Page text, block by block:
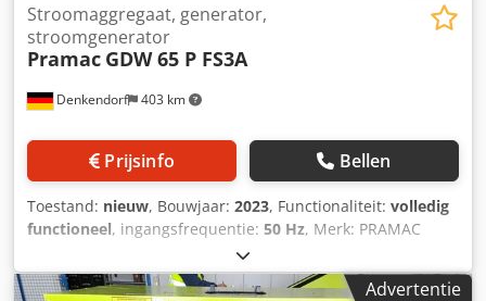
Denkendorf 403 km
Stroomaggregaat, generator,
stroomgenerator
Pramac GDW 65 P FS3A
Prijsinfo Bellen
Toestand: nieuw, Bouwjaar: 2023, Functionaliteit: volledig
functioneel, ingangsfrequentie: 50 Hz, Merk: PRAMAC
GDW 65 P FS3A Geluidsdruk op 7 m dB(A): 62
Geluidsvermogen LWA dB(A): 91 Continu vermogen 60,3kVA
Advertentie